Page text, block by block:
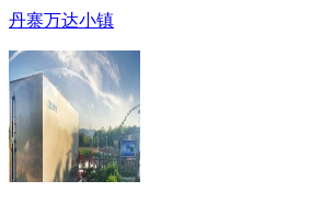
丹寨万达小镇